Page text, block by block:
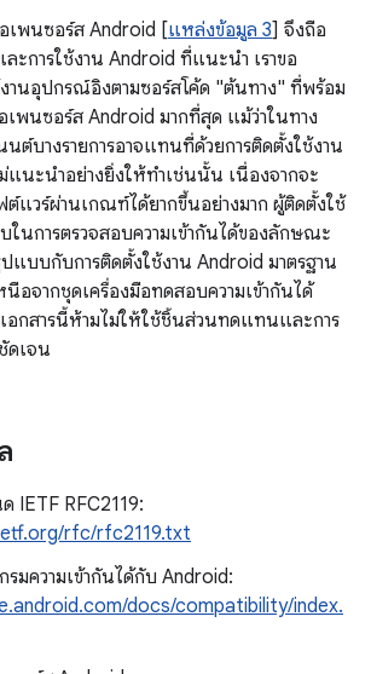
เพนซอร์ส Android [แหล่งข้อมูล 3] จึงถือ
ะการใช้งาน Android ที่แนะนำ เราขอ
านอุปกรณ์อิงตามซอร์สโค้ด "ต้นทาง" ที่พร้อม
อเพนซอร์ส Android มากที่สุด แม้ว่าในทาง
ต์บางรายการอาจแทนที่ด้วยการติดตั้งใช้งาน
แนะนําอย่างยิ่งให้ทําเช่นนั้น เนื่องจากจะ
แวร์ผ่านเกณฑ์ได้ยากขึ้นอย่างมาก ผู้ติดตั้งใช้
นการตรวจสอบความเข้ากันได้ของลักษณะ
ปแบบกับการติดตั้งใช้งาน Android มาตรฐาน
อจากชุดเครื่องมือทดสอบความเข้ากันได้
เอกสารนี้ห้ามไม่ให้ใช้ชิ้นส่วนทดแทนและการ
ดเจน
IETF RFC2119:
rfc/rfc2119.txt
รมความเข้ากันได้กับ Android:
docs/compatibility/index.